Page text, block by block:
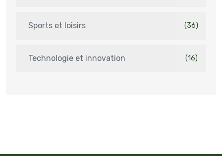
Sports et loisirs (36)
Technologie et innovation (16)